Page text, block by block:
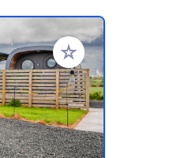
Voeg toe aan je